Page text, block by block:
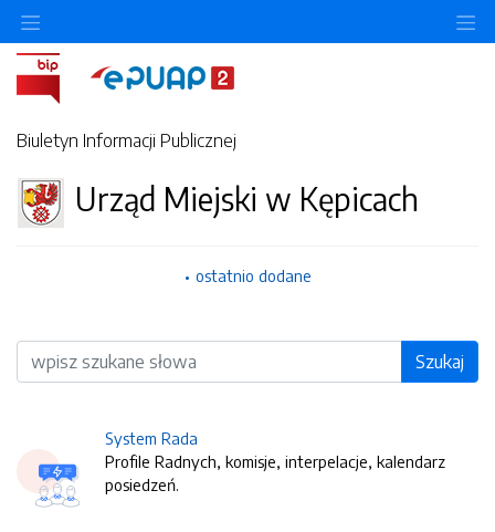
Biuletyn Informacji Publicznej
Urząd Miejski w Kępicach
ostatnio dodane
Wyszukiwarka Szukaj
System Rada
Profile Radnych, komisje, interpelacje, kalendarz
posiedzeń.